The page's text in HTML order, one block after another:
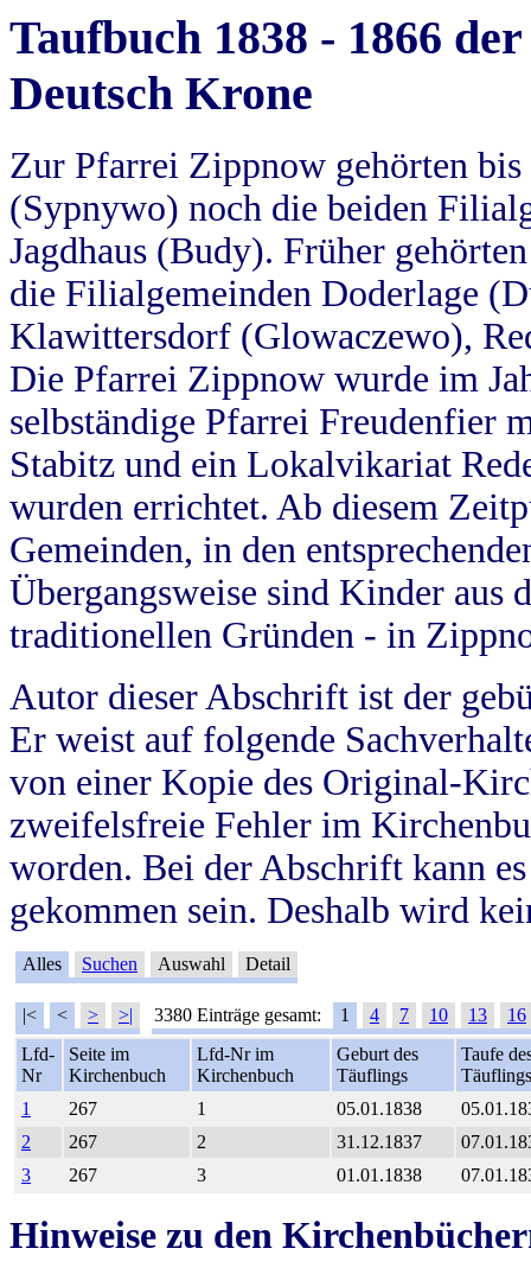
Taufbuch 1838 - 1866
Deutsch Krone
Zur Pfarrei Zippnow gehörten
(Sypnywo) noch die beiden
Jagdhaus (Budy). Früher
die Filialgemeinden Doderlage
Klawittersdorf (Glowaczewo),
Die Pfarrei Zippnow wurde im
selbständige Pfarrei Freudenfier
Stabitz und ein Lokalvikariat
wurden errichtet. Ab diesem
Gemeinden, in den
Übergangsweise sind Kinder aus
traditionellen Gründen - in
Autor dieser Abschrift ist der
Er weist auf folgende
von einer Kopie des Original-
zweifelsfreie Fehler im
worden. Bei der Abschrift kann
gekommen sein. Deshalb wird
Alles Suchen Auswahl Detail
|< < > >| 3380 Einträge gesamt: 1 4 7 10 13
16
Lfd-
Nr
Seite im
Kirchenbuch
Lfd-Nr im
Kirchenbuch
Geburt des
Täuflings
Taufe
Täuflings
1
267 1 05.01.1838
2
267 2 31.12.1837
3
267 3 01.01.1838
Hinweise zu den